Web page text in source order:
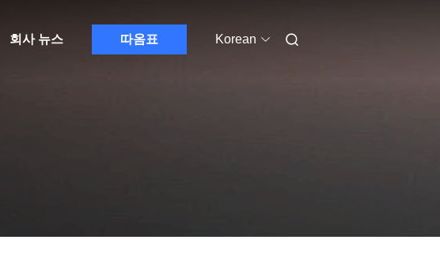
회사 뉴스 따옴표 Korean